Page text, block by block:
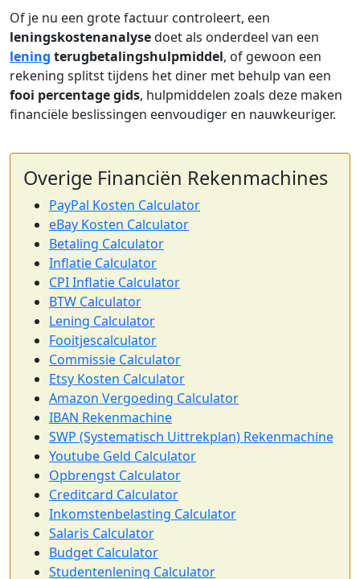
Of je nu een grote factuur controleert, een
leningskostenanalysedoet als onderdeel van een
lening terugbetalingshulpmiddel, of gewoon een
rekening splitst tijdens het diner met behulp van een
fooi percentage gids, hulpmiddelen zoals deze maken
financiële beslissingen eenvoudiger en nauwkeuriger.
Overige Financiën Rekenmachines
PayPal Kosten Calculator
eBay Kosten Calculator
Betaling Calculator
Inflatie Calculator
CPI Inflatie Calculator
BTW Calculator
Lening Calculator
Fooitjescalculator
Commissie Calculator
Etsy Kosten Calculator
Amazon Vergoeding Calculator
IBAN Rekenmachine
SWP (Systematisch Uittrekplan) Rekenmachine
Youtube Geld Calculator
Opbrengst Calculator
Creditcard Calculator
Inkomstenbelasting Calculator
Salaris Calculator
Budget Calculator
Studentenlening Calculator